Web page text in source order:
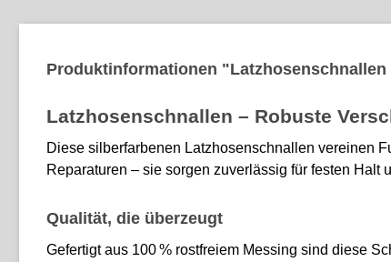
Produktinformationen
Latzhosenschnallen – Robuste
Diese silberfarbenen Latzhosenschnallen vereinen
Reparaturen – sie sorgen zuverlässig für festen Halt
Qualität, die überzeugt
Gefertigt aus 100 % rostfreiem Messing sind diese